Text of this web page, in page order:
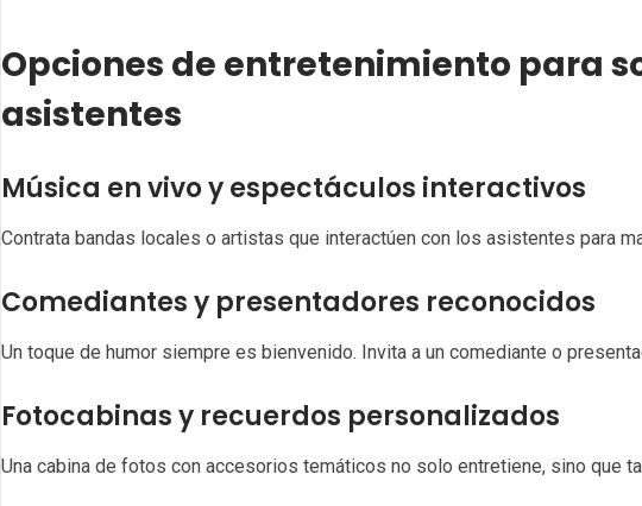
Opciones de entretenimiento para
asistentes
Música en vivo y espectáculos interactivos
Contrata bandas locales o artistas que interactúen con los asistentes para
Comediantes y presentadores reconocidos
Un toque de humor siempre es bienvenido. Invita a un comediante o
Fotocabinas y recuerdos personalizados
Una cabina de fotos con accesorios temáticos no solo entretiene, sino que